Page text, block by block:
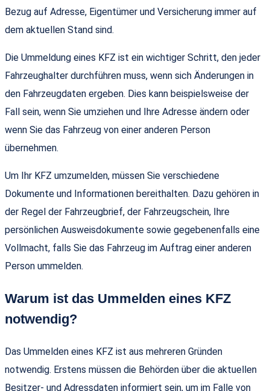
Bezug auf Adresse, Eigentümer und Versicherung immer auf
dem aktuellen Stand sind.
Die Ummeldung eines KFZ ist ein wichtiger Schritt, den jeder
Fahrzeughalter durchführen muss, wenn sich Änderungen in
den Fahrzeugdaten ergeben. Dies kann beispielsweise der
Fall sein, wenn Sie umziehen und Ihre Adresse ändern oder
wenn Sie das Fahrzeug von einer anderen Person
übernehmen.
Um Ihr KFZ umzumelden, müssen Sie verschiedene
Dokumente und Informationen bereithalten. Dazu gehören in
der Regel der Fahrzeugbrief, der Fahrzeugschein, Ihre
persönlichen Ausweisdokumente sowie gegebenenfalls eine
Vollmacht, falls Sie das Fahrzeug im Auftrag einer anderen
Person ummelden.
Warum ist das Ummelden eines KFZ
notwendig?
Das Ummelden eines KFZ ist aus mehreren Gründen
notwendig. Erstens müssen die Behörden über die aktuellen
Besitzer- und Adressdaten informiert sein, um im Falle von